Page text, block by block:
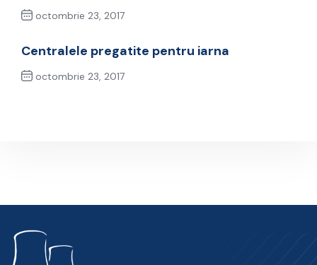
octombrie 23, 2017
Centralele pregatite pentru iarna
octombrie 23, 2017